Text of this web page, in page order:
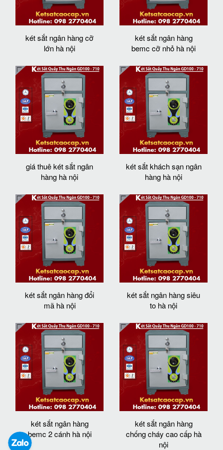
két sắt ngân hàng cỡ
lớn hà nội
két sắt ngân hàng
bemc cỡ nhỏ hà nội
giá thuê két sắt ngân
hàng hà nội
két sắt khách sạn ngân
hàng hà nội
két sắt ngân hàng đổi
mã hà nội
két sắt ngân hàng siêu
to hà nội
két sắt ngân hàng
bemc 2 cánh hà nội
két sắt ngân hàng
chống cháy cao cấp hà
nội